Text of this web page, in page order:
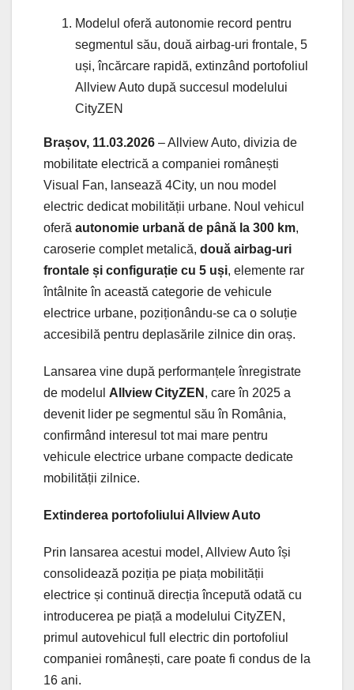
Modelul oferă autonomie record pentru
segmentul său, două airbag-uri frontale, 5
uși, încărcare rapidă, extinzând portofoliul
Allview Auto după succesul modelului
CityZEN
Brașov, 11.03.2026 – Allview Auto, divizia de
mobilitate electrică a companiei românești
Visual Fan, lansează 4City, un nou model
electric dedicat mobilității urbane. Noul vehicul
oferă autonomie urbană de până la 300 km,
caroserie complet metalică, două airbag-uri
frontale și configurație cu 5 uși, elemente rar
întâlnite în această categorie de vehicule
electrice urbane, poziționându-se ca o soluție
accesibilă pentru deplasările zilnice din oraș.
Lansarea vine după performanțele înregistrate
de modelul Allview CityZEN , care în 2025 a
devenit lider pe segmentul său în România,
confirmând interesul tot mai mare pentru
vehicule electrice urbane compacte dedicate
mobilității zilnice.
Extinderea portofoliului Allview Auto
Prin lansarea acestui model, Allview Auto își
consolidează poziția pe piața mobilității
electrice și continuă direcția începută odată cu
introducerea pe piață a modelului CityZEN,
primul autovehicul full electric din portofoliul
companiei românești, care poate fi condus de la
16 ani.